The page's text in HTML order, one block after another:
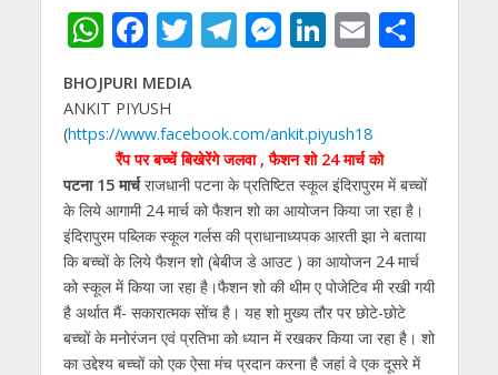
W
h
at
s
A
p
p
F
ac
e
b
o
o
k
T
itt
er
T
gr
a
m
M
e
n
g
er
Li
e
dI
n
E
l
S
BHOJPURI MEDIA
ANKIT PIYUSH
(https://www.facebook.com/ankit.piyush18
रैंप पर बच्चें बिखेरेंगे जलवा , फैशन शो 24 मार्च को
पटना 15 मार्चराजधानी पटना के प्रतिष्टित स्कूल इंदिरापुरम में बच्चों
के लिये आगामी 24 मार्च को फैशन शो का आयोजन किया जा रहा है।
इंदिरापुरम पब्लिक स्कूल गर्लस की प्राधानाध्यपक आरती झा ने बताया
कि बच्चों के लिये फैशन शो (बेबीज डे आउट ) का आयोजन 24 मार्च
को स्कूल में किया जा रहा है।फैशन शो की थीम ए पोजेटिव मी रखी गयी
है अर्थात मैं- सकारात्मक सोंच है। यह शो मुख्य तौर पर छोटे-छोटे
बच्चों के मनोरंजन एवं प्रतिभा को ध्यान में रखकर किया जा रहा है। शो
का उद्देश्य बच्चों को एक ऐसा मंच प्रदान करना है जहां वे एक दूसरे में